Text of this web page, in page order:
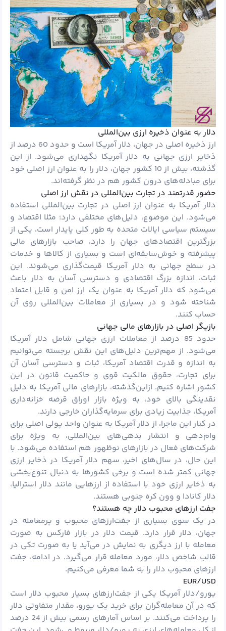
دلار به عنوان ذخیره ارزی بین‌المللی
ارز ذخیره اصلی در جهان، دلار آمریکا است و حدود 60 درصد از
ذخایر ارزی جهانی به دلار آمریکا نگهداری می‌شود. از این
گذشته، بیش از 10 کشور جهان، دلار را به عنوان ارز اصلی خود
برای مبادله‌های درون کشور هم در نظر گرفته‌اند.
حضور قدرتمند در تجارت بین‌المللی در نقش ارز اصلی
دلار آمریکا به عنوان ارز اصلی در تجارت بین‌المللی استفاده
می‌شود. این موضوع، دلیل‌های مختلفی دارد؛ مثلا اقتصاد و
سیستم سیاسی ایالات متحده به طور کلی پایدار است، یکی از
بزرگترین اقتصادهای جهان را دارد، صاحب بازارهای مالی
پیشرفته و خوش‌سابقه‌ای است و بسیاری از کالاها و خدمات
در سطح جهانی به دلار آمریکا قیمت‌گذاری می‌شوند. این
ثبات، اندازه بزرگ اقتصادی و دسترسی آسان به دلار باعث
می‌شود که دلار آمریکا به عنوان یک ارز امن و قابل اعتماد
شناخته شود و در بسیاری از معاملات بین‌المللی روی آن
حساب کنند.
بازیگر اصلی در بازارهای مالی جهانی
حدود 85 درصد از معاملات ارزی جهانی شامل دلار آمریکا
می‌شود. از مهم‌ترین دلیل‌های این نقش برجسته می‌توانیم
به اندازه و قدرت اقتصاد آمریکا، ثبات و دسترسی آسان آن
برای تجارت، حقوق مالکیت قوی و حاکمیت قانون در این
کشور اشاره کنیم. ازاین‌گذشته، بازارهای مالی آمریکا به دلیل
نقدینگی بالای خود، به ویژه بازار اوراق قرضه خزانه‌داری
آمریکا، جذابیت زیادی برای سرمایه‌گذاران خارجی دارند.
در کنار این ماجرا، از دلار آمریکا به عنوان واحد پولی اصلی برای
وام‌دهی و انتشار بدهی‌های بین‌المللی، به ویژه برای
شرکت‌های فعال در بازارهای نوظهور هم استفاده می‌شود. با
این حال، در سال‌های اخیر، سهم دلار آمریکا در ذخایر ارزی
جهانی کمتر شده است و برخی کشورها به دنبال تنوع‌بخشی
به ذخایر ارزی خود با استفاده از ارزهایی مانند دلار استرالیا،
دلار کانادا و وون کره جنوبی هستند.
جفت ارزهای محبوب دلار چه هستند؟
در یک سوی بسیاری از جفت‌ارزهای محبوب و پرمعامله در
جهان، دلار قرار دارد. قیمت دلار در بازار فارکس به صورت
معامله با ارز دیگری به نمایش در می‌آید یا به صورت تکی در
قالب شاخص دلار، مورد معامله قرار می‌گیرد. در ادامه، جفت
ارزهای محبوب دلار را به شما معرفی می‌کنیم.
EUR/USD
یورو/دلار آمریکا یکی از جفت‌ارزهای بسیار محبوب دلار است
که در آن معامله‌گران برای خرید یک یورو، مقدار متفاوتی دلار
را پرداخت می‌کنند. بر اساس آمارهای رسمی بیش از 24 درصد